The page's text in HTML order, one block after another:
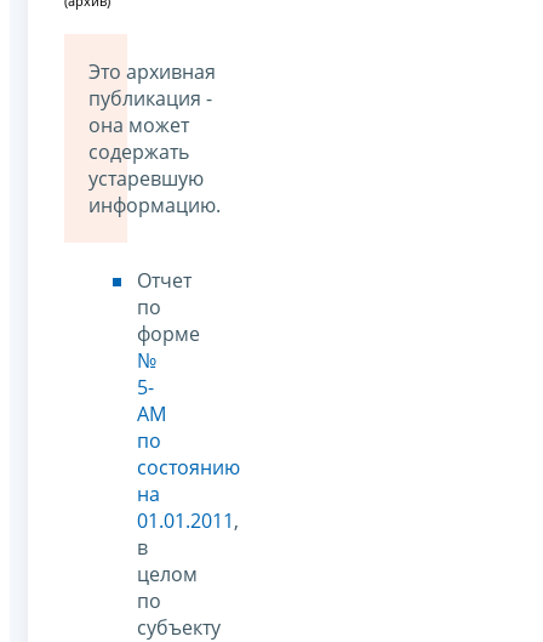
Это архивная
публикация -
она может
содержать
устаревшую
информацию.
Отчет
по
форме
№
5-
АМ
по
состоянию
на
01.01.2011,
в
целом
по
субъекту